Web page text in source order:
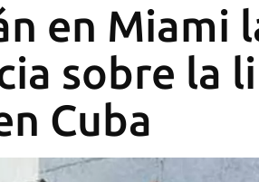
en Miami
sobre la
Cuba